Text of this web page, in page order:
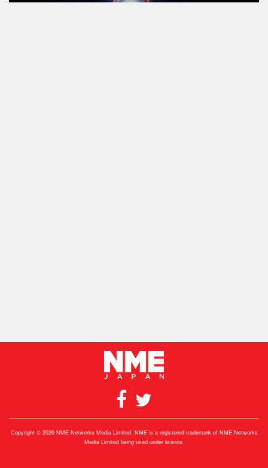
Copyright © 2026 NME Networks Media Limited. NME is a registered trademark of NME Networks
Media Limited being used under licence.